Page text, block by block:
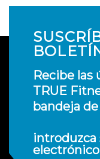
Recibe
TRUE
bandeja
introduzca
electrónico